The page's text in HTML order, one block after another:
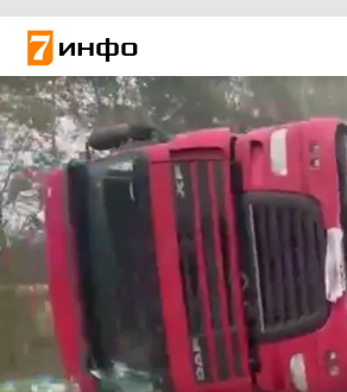
Новости России
Политика
Новости мира
Все материалы 7инфо
О НАС
ПОИСК ПО САЙТУ